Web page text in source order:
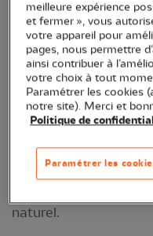
Qui sont-ils ?
Sur les 18
les centres de soins
oiseaux, 22,7 %
reptiles ou des
Grâce à
volontaires et
naturel.
meilleure expérience
et fermer », vous
votre appareil pour
pages, nous permettre
ainsi contribuer à
votre choix à tout
Paramétrer les cookies
notre site). Merci et
Politique de
Paramétrer les